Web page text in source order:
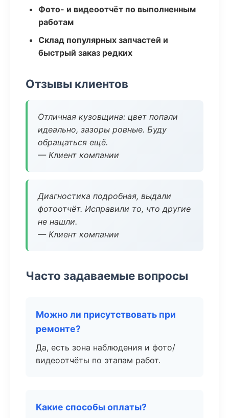
Фото- и видеоотчёт по выполненным
работам
Склад популярных запчастей и
быстрый заказ редких
Отзывы клиентов
Отличная кузовщина: цвет попали
идеально, зазоры ровные. Буду
обращаться ещё.
— Клиент компании
Диагностика подробная, выдали
фотоотчёт. Исправили то, что другие
не нашли.
— Клиент компании
Часто задаваемые вопросы
Можно ли присутствовать при
ремонте?
Да, есть зона наблюдения и фото/
видеоотчёты по этапам работ.
Какие способы оплаты?